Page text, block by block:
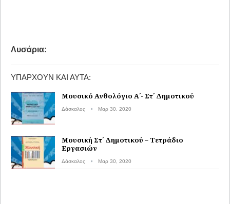
Λυσάρια:
ΥΠΆΡΧΟΥΝ ΚΑΙ ΑΥΤΆ:
Μουσικό Ανθολόγιο Α΄- Στ΄ Δημοτικού
Δάσκαλος Μαρ 30, 2020
Μουσική Στ΄ Δημοτικού – Τετράδιο
Εργασιών
Δάσκαλος Μαρ 30, 2020